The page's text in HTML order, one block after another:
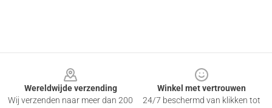
Wereldwijde verzending
Wij verzenden naar meer dan 200
Winkel met vertrouwen
24/7 beschermd van klikken tot